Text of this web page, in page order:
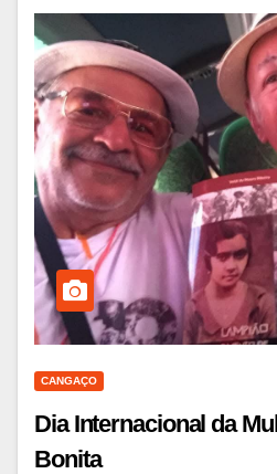
CANGAÇO
Dia Internacional da
Bonita